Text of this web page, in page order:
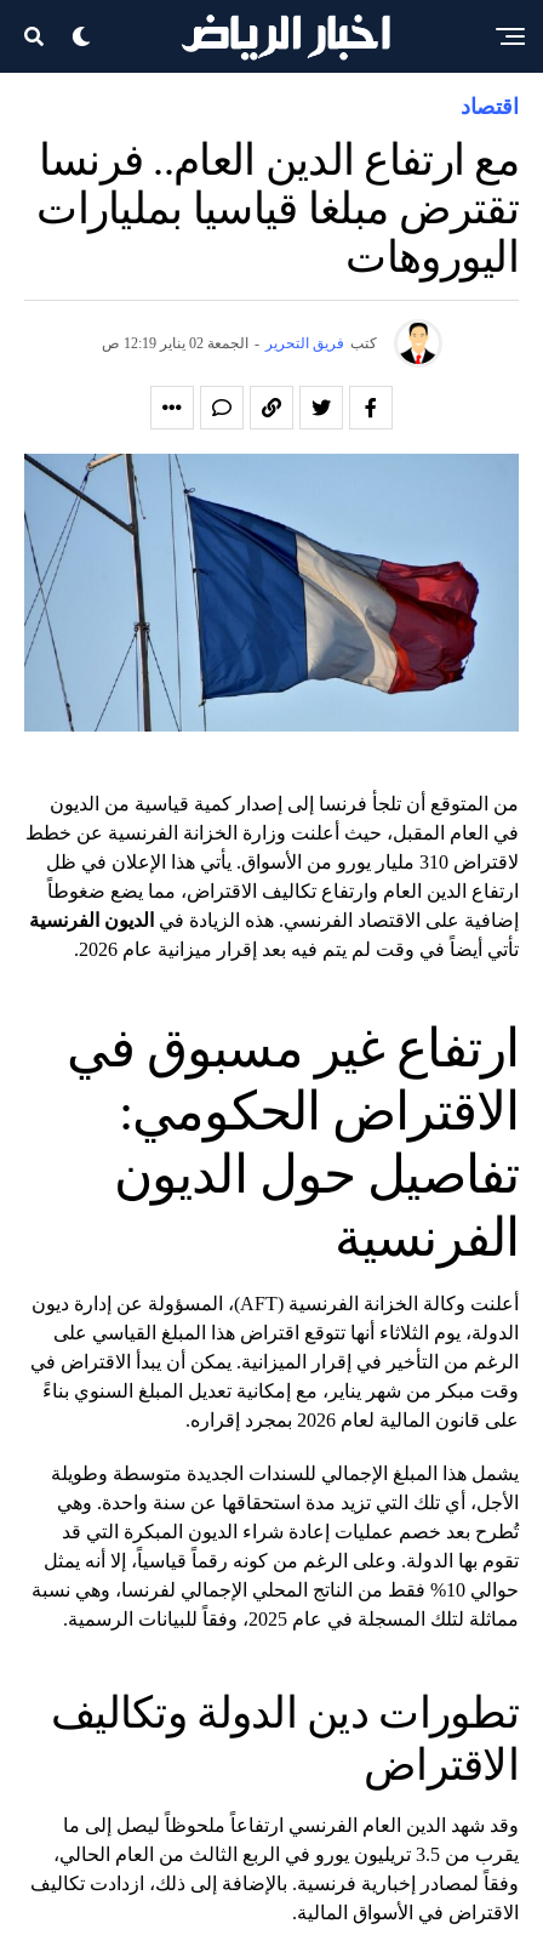
اقتصاد
مع ارتفاع الدين العام.. فرنسا
تقترض مبلغا قياسيا بمليارات
اليوروهات
كتب فريق التحرير - الجمعة 02 يناير 12:19 ص
من المتوقع أن تلجأ فرنسا إلى إصدار كمية قياسية من الديون
في العام المقبل، حيث أعلنت وزارة الخزانة الفرنسية عن خطط
لاقتراض 310 مليار يورو من الأسواق. يأتي هذا الإعلان في ظل
ارتفاع الدين العام وارتفاع تكاليف الاقتراض، مما يضع ضغوطاً
إضافية على الاقتصاد الفرنسي. هذه الزيادة في الديون الفرنسية
تأتي أيضاً في وقت لم يتم فيه بعد إقرار ميزانية عام 2026.
ارتفاع غير مسبوق في
الاقتراض الحكومي:
تفاصيل حول الديون
الفرنسية
أعلنت وكالة الخزانة الفرنسية (AFT)، المسؤولة عن إدارة ديون
الدولة، يوم الثلاثاء أنها تتوقع اقتراض هذا المبلغ القياسي على
الرغم من التأخير في إقرار الميزانية. يمكن أن يبدأ الاقتراض في
وقت مبكر من شهر يناير، مع إمكانية تعديل المبلغ السنوي بناءً
على قانون المالية لعام 2026 بمجرد إقراره.
يشمل هذا المبلغ الإجمالي للسندات الجديدة متوسطة وطويلة
الأجل، أي تلك التي تزيد مدة استحقاقها عن سنة واحدة. وهي
تُطرح بعد خصم عمليات إعادة شراء الديون المبكرة التي قد
تقوم بها الدولة. وعلى الرغم من كونه رقماً قياسياً، إلا أنه يمثل
حوالي 10% فقط من الناتج المحلي الإجمالي لفرنسا، وهي نسبة
مماثلة لتلك المسجلة في عام 2025، وفقاً للبيانات الرسمية.
تطورات دين الدولة وتكاليف
الاقتراض
وقد شهد الدين العام الفرنسي ارتفاعاً ملحوظاً ليصل إلى ما
يقرب من 3.5 تريليون يورو في الربع الثالث من العام الحالي،
وفقاً لمصادر إخبارية فرنسية. بالإضافة إلى ذلك، ازدادت تكاليف
الاقتراض في الأسواق المالية.